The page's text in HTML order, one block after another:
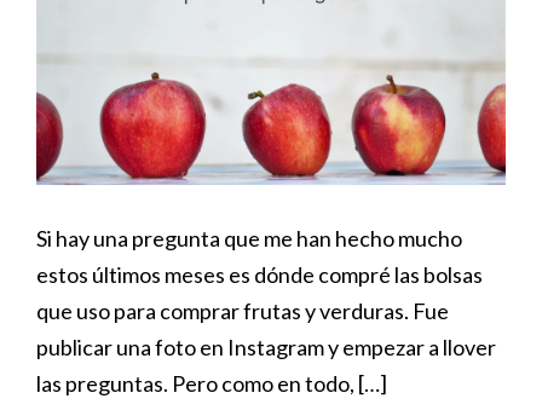
Si hay una pregunta que me han hecho mucho
estos últimos meses es dónde compré las bolsas
que uso para comprar frutas y verduras. Fue
publicar una foto en Instagram y empezar a llover
las preguntas. Pero como en todo, […]